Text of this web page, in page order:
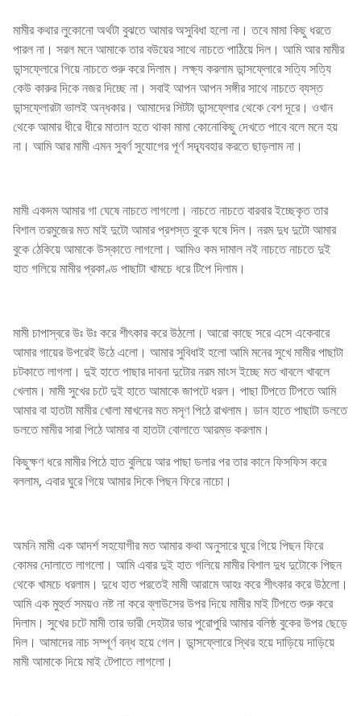
মামীর কথার লুকোনো অর্থটা বুঝতে আমার অসুবিধা হলো না। তবে মামা কিছু ধরতে
পারল না। সরল মনে আমাকে তার বউয়ের সাথে নাচতে পাঠিয়ে দিল। আমি আর মামীর
ডান্সফ্লোরে গিয়ে নাচতে শুরু করে দিলাম। লক্ষ্য করলাম ডান্সফ্লোরে সত্যি সত্যি
কেউ কারুর দিকে নজর দিচ্ছে না। সবাই আপন আপন সঙ্গীর সাথে নাচতে ব্যস্ত
ডান্সফ্লোরটা ভালই অন্ধকার। আমাদের সিটটা ডান্সফ্লোর থেকে বেশ দূরে। ওখান
থেকে আমার ধীরে ধীরে মাতাল হতে থাকা মামা কোনোকিছু দেখতে পাবে বলে মনে হয়
না। আমি আর মামী এমন সুবর্ণ সুযোগের পূর্ণ সদ্ব্যবহার করতে ছাড়লাম না।
মামী একদম আমার গা ঘেষে নাচতে লাগলো। নাচতে নাচতে বারবার ইচ্ছেকৃত তার
বিশাল তরমুজের মত মাই দুটো আমার প্রশস্ত বুকে ঘষে দিল। নরম দুধ দুটো আমার
বুকে ঠেকিয়ে আমাকে উস্কাতে লাগলো। আমিও কম দামাল নই নাচতে নাচতে দুই
হাত গলিয়ে মামীর প্রকাণ্ড পাছাটা খামচে ধরে টিপে দিলাম।
মামী চাপাস্বরে উঃ উঃ করে শীৎকার করে উঠলো। আরো কাছে সরে এসে একেবারে
আমার গায়ের উপরেই উঠে এলো। আমার সুবিধাই হলো আমি মনের সুখে মামীর পাছাটা
চটকাতে লাগলা। দুই হাতে পাছার দাবনা দুটোর নরম মাংস ইচ্ছে মত খাবলে খাবলে
খেলাম। মামী সুখের চটে দুই হাতে আমাকে জাপটে ধরল। পাছা টিপতে টিপতে আমি
আমার বা হাতটা মামীর খোলা মাখনের মত মসৃণ পিঠে রাখলাম। ডান হাতে পাছাটা ডলতে
ডলতে মামীর সারা পিঠে আমার বা হাতটা বোলাতে আরম্ভ করলাম।
কিছুক্ষণ ধরে মামীর পিঠে হাত বুলিয়ে আর পাছা ডলার পর তার কানে ফিসফিস করে
বললাম, এবার ঘুরে গিয়ে আমার দিকে পিছন ফিরে নাচো।
অমনি মামী এক আদর্শ সহযোগীর মত আমার কথা অনুসারে ঘুরে গিয়ে পিছন ফিরে
কোমর দোলাতে লাগলো। আমি এবার দুই হাত গলিয়ে মামীর বিশাল দুধ দুটোকে পিছন
থেকে খামচে ধরলাম। দুধে হাত পরতেই মামী আরামে আহঃ করে শীৎকার করে উঠলো।
আমি এক মুহুর্ত সময়ও নষ্ট না করে ব্লাউসের উপর দিয়ে মামীর মাই টিপতে শুরু করে
দিলাম। সুখের চটে মামী তার ভারী দেহটার ভার পুরোপুরি আমার বলিষ্ঠ বুকের উপর ছেড়ে
দিল। আমাদের নাচ সম্পূর্ণ বন্ধ হয়ে গেল। ডান্সফ্লোরে স্থির হয়ে দাড়িয়ে দাড়িয়ে
মামী আমাকে দিয়ে মাই টেপাতে লাগলো।